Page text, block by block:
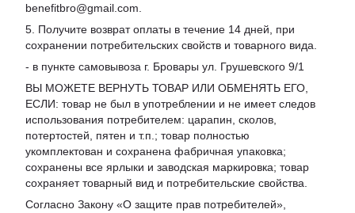
benefitbro@gmail.com.
5. Получите возврат оплаты в течение 14 дней, при
сохранении потребительских свойств и товарного вида.
- в пункте самовывоза г. Бровары ул. Грушевского 9/1
ВЫ МОЖЕТЕ ВЕРНУТЬ ТОВАР ИЛИ ОБМЕНЯТЬ ЕГО,
ЕСЛИ: товар не был в употреблении и не имеет следов
использования потребителем: царапин, сколов,
потертостей, пятен и т.п.; товар полностью
укомплектован и сохранена фабричная упаковка;
сохранены все ярлыки и заводская маркировка; товар
сохраняет товарный вид и потребительские свойства.
Согласно Закону «О защите прав потребителей»,